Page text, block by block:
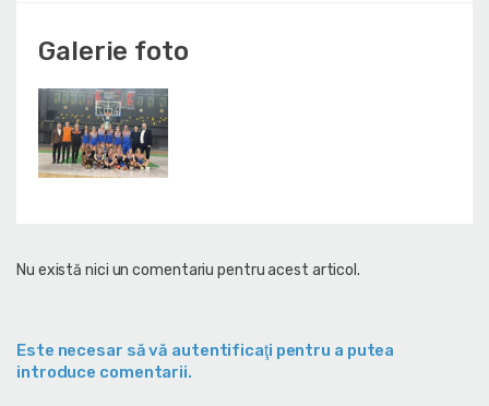
Galerie foto
Nu există nici un comentariu pentru acest articol.
Este necesar să vă autentificaţi pentru a putea
introduce comentarii.